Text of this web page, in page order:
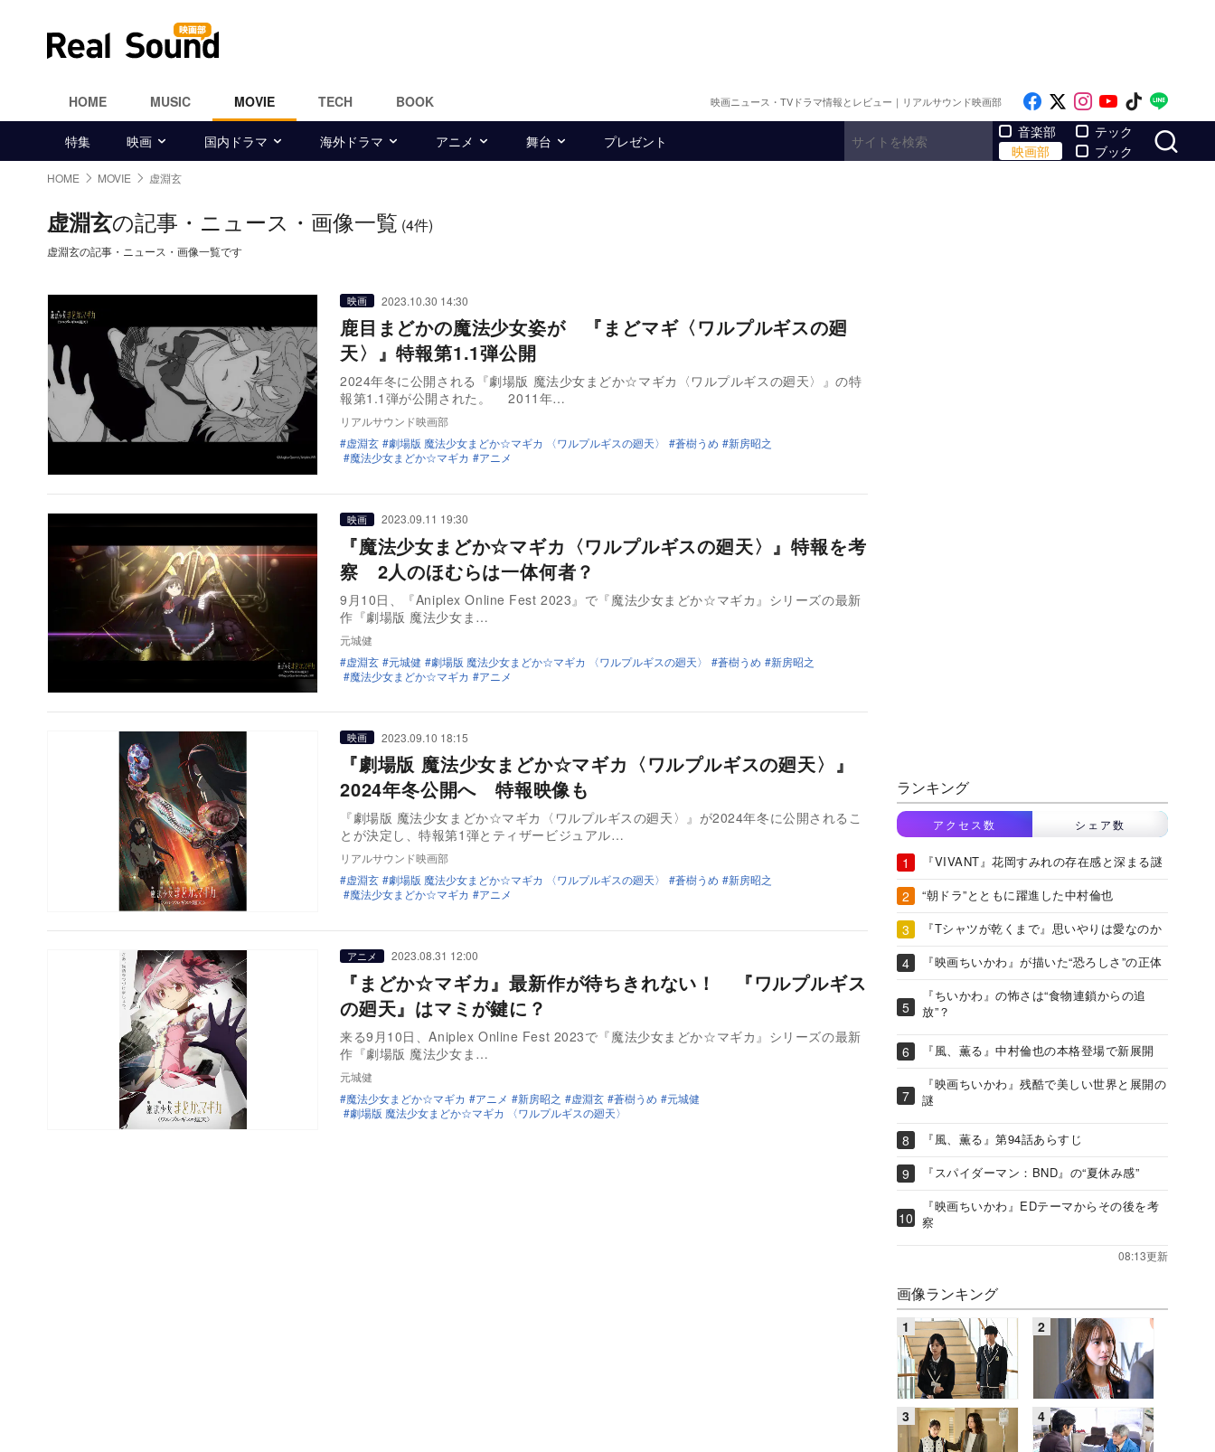
HOME MUSIC MOVIE TECH BOOK 映画ニュース・TVドラマ情報とレビュー｜リアルサウンド映画部 Like on Facebook
Follow on x
Follow on
Follow on
Follow
特集 映画 国内ドラマ 海外ドラマ アニメ 舞台 プレゼント
音楽部
映画部
テック
ブック
HOME MOVIE 虚淵⽞
虚淵⽞の記事・ニュース・画像一覧 (4件)
虚淵⽞の記事・ニュース・画像一覧です
映画 2023.10.30 14:30
鹿目まどかの魔法少女姿が 『まどマギ〈ワルプルギスの廻
天〉』特報第1.1弾公開
2024年冬に公開される『劇場版 魔法少女まどか☆マギカ〈ワルプルギスの廻天〉』の特
報第1.1弾が公開された。 2011年…
リアルサウンド映画部
虚淵⽞
劇場版 魔法少女まどか☆マギカ 〈ワルプルギスの廻天〉 蒼樹うめ
新房昭之
魔法少女まどか☆マギカ
アニメ
映画 2023.09.11 19:30
『魔法少女まどか☆マギカ〈ワルプルギスの廻天〉』特報を考
察 2人のほむらは一体何者？
9月10日、『Aniplex Online Fest 2023』で『魔法少女まどか☆マギカ』シリーズの最新
作『劇場版 魔法少女ま…
元城健
虚淵⽞
元城健 劇場版 魔法少女まどか☆マギカ 〈ワルプルギスの廻天〉 蒼樹うめ
新房昭之
魔法少女まどか☆マギカ
アニメ
映画 2023.09.10 18:15
『劇場版 魔法少女まどか☆マギカ〈ワルプルギスの廻天〉』
2024年冬公開へ 特報映像も
『劇場版 魔法少女まどか☆マギカ〈ワルプルギスの廻天〉』が2024年冬に公開されるこ
とが決定し、特報第1弾とティザービジュアル…
リアルサウンド映画部
虚淵⽞
劇場版 魔法少女まどか☆マギカ 〈ワルプルギスの廻天〉 蒼樹うめ
新房昭之
魔法少女まどか☆マギカ
アニメ
アニメ 2023.08.31 12:00
『まどか☆マギカ』最新作が待ちきれない！ 『ワルプルギス
の廻天』はマミが鍵に？
来る9月10日、Aniplex Online Fest 2023で『魔法少女まどか☆マギカ』シリーズの最新
作『劇場版 魔法少女ま…
元城健
魔法少女まどか☆マギカ
アニメ 新房昭之 虚淵⽞ 蒼樹うめ
元城健
劇場版 魔法少女まどか☆マギカ 〈ワルプルギスの廻天〉
ランキング
アクセス数 シェア数
『VIVANT』花岡すみれの存在感と深まる謎
“朝ドラ”とともに躍進した中村倫也
『Tシャツが乾くまで』思いやりは愛なのか
『映画ちいかわ』が描いた“恐ろしさ”の正体
『ちいかわ』の怖さは“食物連鎖からの追
放”？
『風、薫る』中村倫也の本格登場で新展開
『映画ちいかわ』残酷で美しい世界と展開の
謎
『風、薫る』第94話あらすじ
『スパイダーマン：BND』の“夏休み感”
『映画ちいかわ』EDテーマからその後を考
察
08:13更新
画像ランキング